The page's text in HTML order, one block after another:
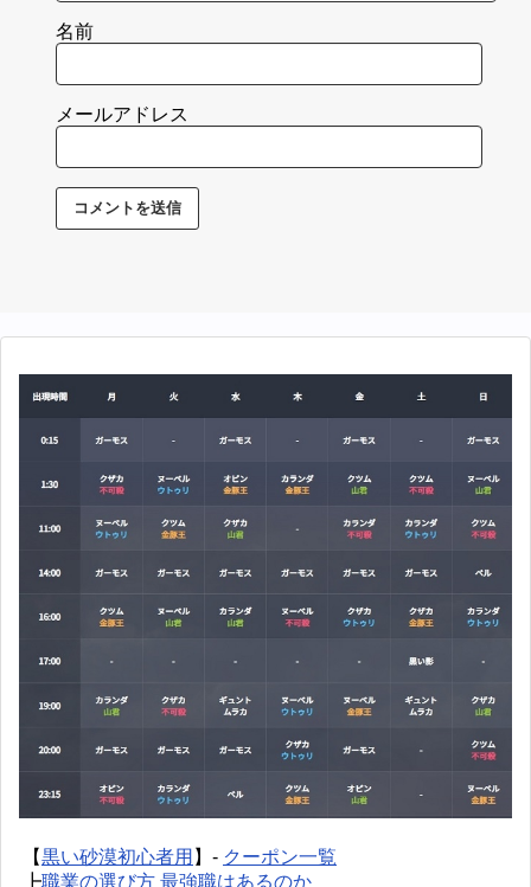
名前
メールアドレス
【黒い砂漠初心者用 】- クーポン一覧
┣職業の選び方 最強職はあるのか